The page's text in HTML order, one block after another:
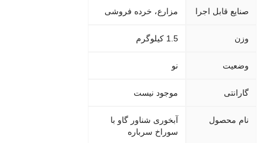
صنایع قابل اجرا مزارع، خرده فروشی
وزن 1.5 کیلوگرم
وضعیت نو
گارانتی موجود نیست
نام محصول
آبخوری شناور گاو با
سوراخ سرباره